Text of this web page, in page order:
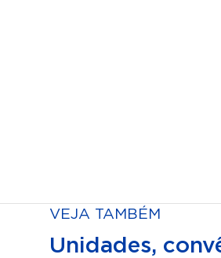
VEJA TAMBÉM
Unidades,